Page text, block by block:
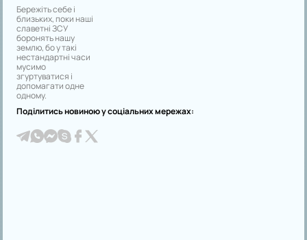
Бережіть себе і
близьких, поки наші
славетні ЗСУ
боронять нашу
землю, бо у такі
нестандартні часи
мусимо
згуртуватися і
допомагати одне
одному.
Поділитись новиною у соціальних мережах: